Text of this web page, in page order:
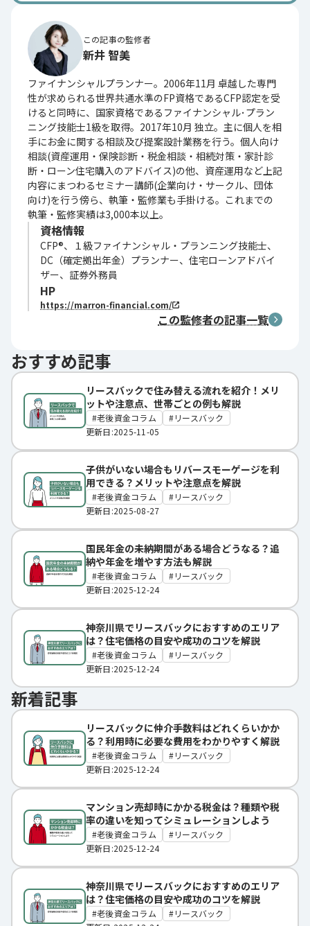
この記事の監修者
新井 智美
ファイナンシャルプランナー。2006年11月 卓越した専門
性が求められる世界共通水準のFP資格であるCFP認定を受
けると同時に、国家資格であるファイナンシャル･プラン
ニング技能士1級を取得。2017年10月 独立。主に個人を相
手にお金に関する相談及び提案設計業務を行う。個人向け
相談(資産運用・保険診断・税金相談・相続対策・家計診
断・ローン住宅購入のアドバイス)の他、資産運用など上記
内容にまつわるセミナー講師(企業向け・サークル、団体
向け)を行う傍ら、執筆・監修業も手掛ける。これまでの
執筆・監修実績は3,000本以上。
資格情報
CFP®、１級ファイナンシャル・プランニング技能士、
DC（確定拠出年金）プランナー、住宅ローンアドバイ
ザー、証券外務員
HP
https://marron-financial.com/
この監修者の記事一覧
おすすめ記事
リースバックで住み替える流れを紹介！メリ
ットや注意点、世帯ごとの例も解説
老後資金コラム
リースバック
更新日:2025-11-05
子供がいない場合もリバースモーゲージを利
用できる？メリットや注意点を解説
老後資金コラム
リースバック
更新日:2025-08-27
国民年金の未納期間がある場合どうなる？追
納や年金を増やす方法も解説
老後資金コラム
リースバック
更新日:2025-12-24
神奈川県でリースバックにおすすめのエリア
は？住宅価格の目安や成功のコツを解説
老後資金コラム
リースバック
更新日:2025-12-24
新着記事
リースバックに仲介手数料はどれくらいかか
る？利用時に必要な費用をわかりやすく解説
老後資金コラム
リースバック
更新日:2025-12-24
マンション売却時にかかる税金は？種類や税
率の違いを知ってシミュレーションしよう
老後資金コラム
リースバック
更新日:2025-12-24
神奈川県でリースバックにおすすめのエリア
は？住宅価格の目安や成功のコツを解説
老後資金コラム
リースバック